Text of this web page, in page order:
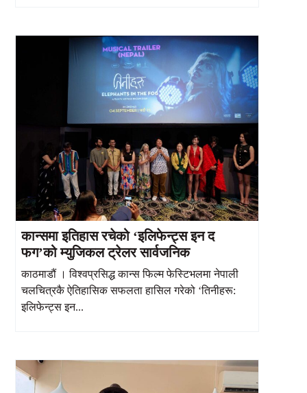
कान्समा इतिहास रचेको ‘इलिफेन्ट्स इन द
फग’को म्युजिकल ट्रेलर सार्वजनिक
काठमाडौं । विश्वप्रसिद्ध कान्स फिल्म फेस्टिभलमा नेपाली
चलचित्रकै ऐतिहासिक सफलता हासिल गरेको ‘तिनीहरू:
इलिफेन्ट्स इन...